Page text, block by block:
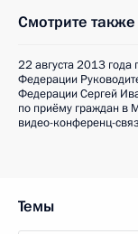
Смотрите также
22 августа 2013 года
Федерации
Федерации Сергей
по приёму граждан в
видео-конференц-
Темы